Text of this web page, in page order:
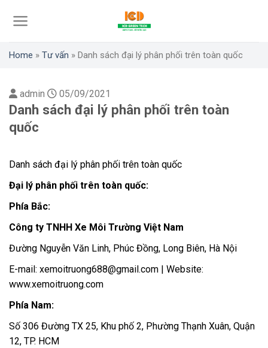
Home » Tư vấn » Danh sách đại lý phân phối trên toàn quốc
admin 05/09/2021
Danh sách đại lý phân phối trên toàn
quốc
Danh sách đại lý phân phối trên toàn quốc
Đại lý phân phối trên toàn quốc:
Phía Bắc:
Công ty TNHH Xe Môi Trường Việt Nam
Đường Nguyễn Văn Linh, Phúc Đồng, Long Biên, Hà Nội
E-mail: xemoitruong688@gmail.com | Website:
www.xemoitruong.com
Phía Nam:
Số 306 Đường TX 25, Khu phố 2, Phường Thạnh Xuân, Quận
12, TP. HCM